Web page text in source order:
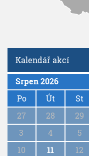
Kalendář akcí
P
g
a
Srpen 2026
Po
Út St
27
28 29
3
4 5
10
11 12